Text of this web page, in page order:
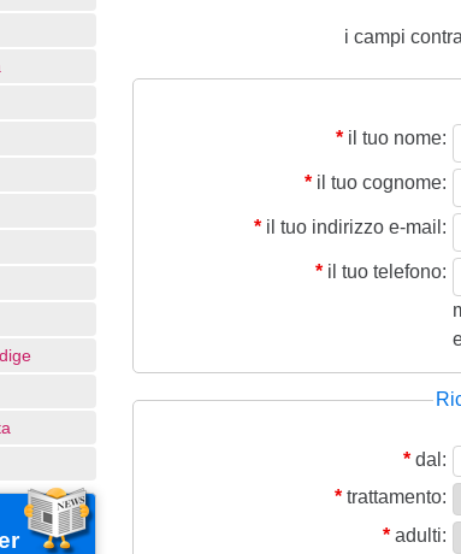
i campi
* il tuo nome:
* il tuo cognome:
* il tuo indirizzo e-mail:
* il tuo telefono:
* dal:
* trattamento:
* adulti: